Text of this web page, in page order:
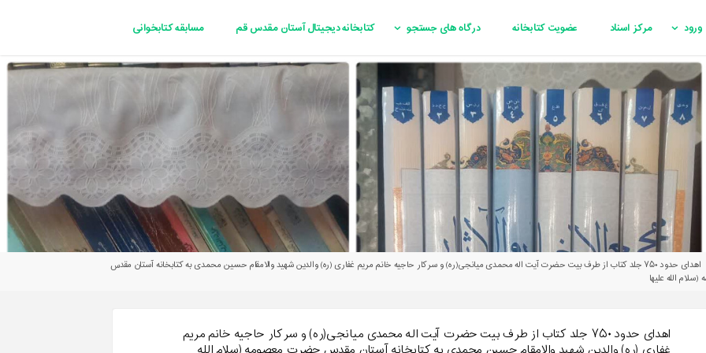
ورود مرکز اسناد عضویت کتابخانه درگاه های جستجو کتابخانه دیجیتال آستان مقدس قم مسابقه کتابخوانی
اهدای حدود ۷۵۰ جلد کتاب از طرف بیت حضرت آیت اله محمدی میانجی(ره) و سرکار حاجیه خانم مریم غفاری (ره) والدین شهید والامقام حسین محمدی به کتابخانه آستان مقدس
الله علیها
اهدای حدود ۷۵۰ جلد کتاب از طرف بیت حضرت آیت اله محمدی میانجی(ره) و سرکار حاجیه خانم مریم